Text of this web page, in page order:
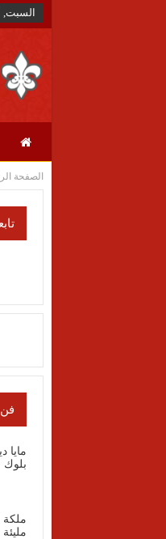
السبت,
الصفحة
مايا
بلوك
ملكة